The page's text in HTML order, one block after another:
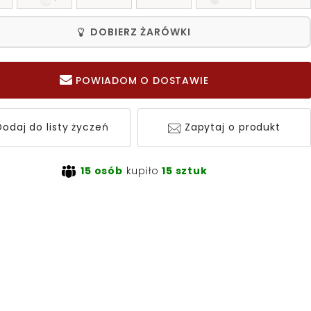
DOBIERZ ŻARÓWKI
POWIADOM O DOSTAWIE
do listy życzeń Zapytaj o produkt
15 osób kupiło15 sztuk